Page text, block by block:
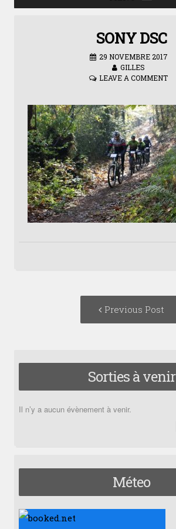
SONY DSC
29 NOVEMBRE 2017
GILLES
LEAVE A COMMENT
Previous Post
Sorties à venir
Il n’y a aucun évènement à venir.
Méteo